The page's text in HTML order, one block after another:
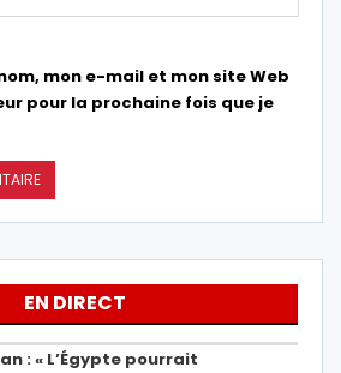
mon e-mail et mon site Web
pour la prochaine fois que je
EN DIRECT
: « L’Égypte pourrait